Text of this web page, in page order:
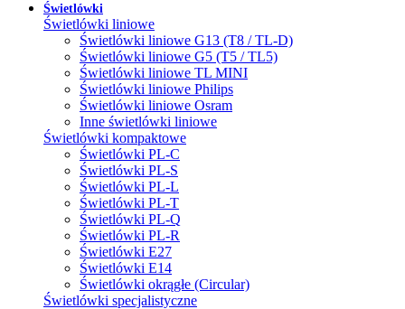
Świetlówki
Świetlówki liniowe
Świetlówki liniowe G13 (T8 / TL-D)
Świetlówki liniowe G5 (T5 / TL5)
Świetlówki liniowe TL MINI
Świetlówki liniowe Philips
Świetlówki liniowe Osram
Inne świetlówki liniowe
Świetlówki kompaktowe
Świetlówki PL-C
Świetlówki PL-S
Świetlówki PL-L
Świetlówki PL-T
Świetlówki PL-Q
Świetlówki PL-R
Świetlówki E27
Świetlówki E14
Świetlówki okrągłe (Circular)
Świetlówki specjalistyczne